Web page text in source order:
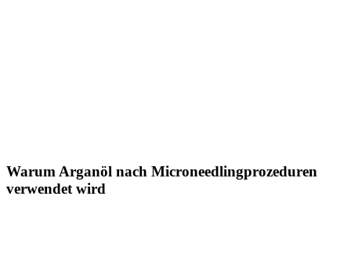
Warum Arganöl nach Microneedlingprozeduren
verwendet wird